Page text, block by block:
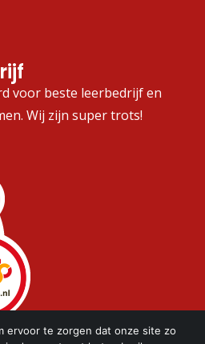
voor beste leerbedrijf en
Wij zijn super trots!
ervoor te zorgen dat onze site zo